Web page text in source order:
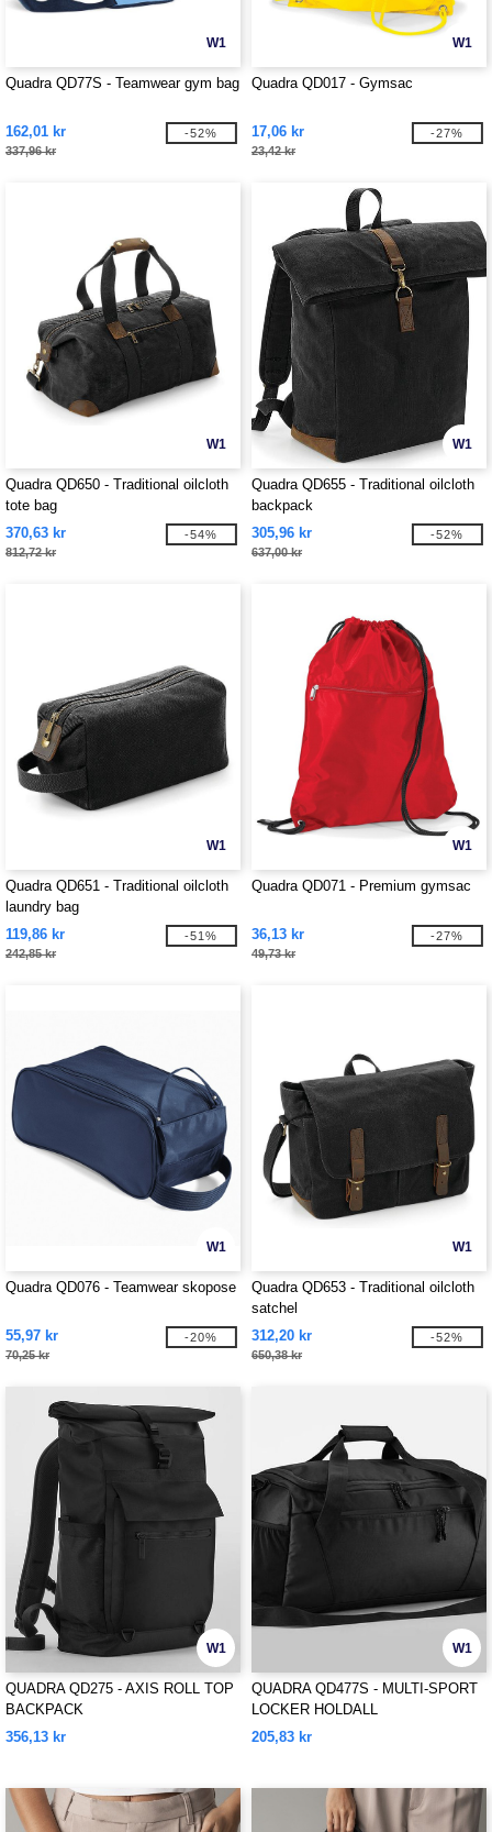
W1
Quadra QD77S - Teamwear gym bag
162,01 kr
337,96 kr
-52%
W1
Quadra QD017 - Gymsac
17,06 kr
23,42 kr
-27%
W1
Quadra QD650 - Traditional oilcloth
tote bag
370,63 kr
812,72 kr
-54%
W1
Quadra QD655 - Traditional oilcloth
backpack
305,96 kr
637,00 kr
-52%
W1
Quadra QD651 - Traditional oilcloth
laundry bag
119,86 kr
242,85 kr
-51%
W1
Quadra QD071 - Premium gymsac
36,13 kr
49,73 kr
-27%
W1
Quadra QD076 - Teamwear skopose
55,97 kr
70,25 kr
-20%
W1
Quadra QD653 - Traditional oilcloth
satchel
312,20 kr
650,38 kr
-52%
W1
QUADRA QD275 - AXIS ROLL TOP
BACKPACK
356,13 kr
W1
QUADRA QD477S - MULTI-SPORT
LOCKER HOLDALL
205,83 kr